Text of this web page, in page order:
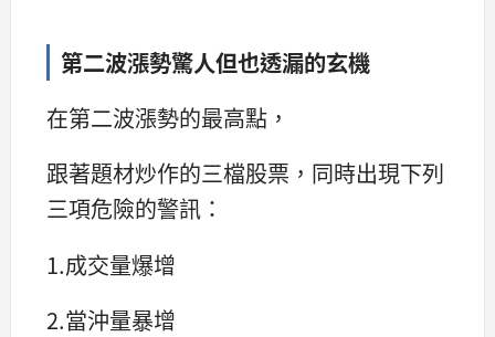
第二波漲勢驚人但也透漏的玄機
在第二波漲勢的最高點，
跟著題材炒作的三檔股票，同時出現下列
三項危險的警訊：
1.成交量爆增
2.當沖量暴增